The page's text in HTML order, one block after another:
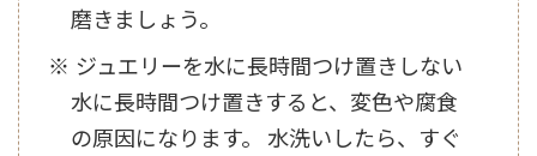
磨きましょう。
ジュエリーを水に長時間つけ置きしない
水に長時間つけ置きすると、変色や腐食
の原因になります。 水洗いしたら、すぐ